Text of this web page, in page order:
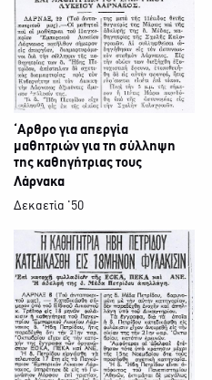
‘Αρθρο για απεργία
μαθητριών για τη σύλληψη
της καθηγήτριας τους
Λάρνακα
Δεκαετία '50